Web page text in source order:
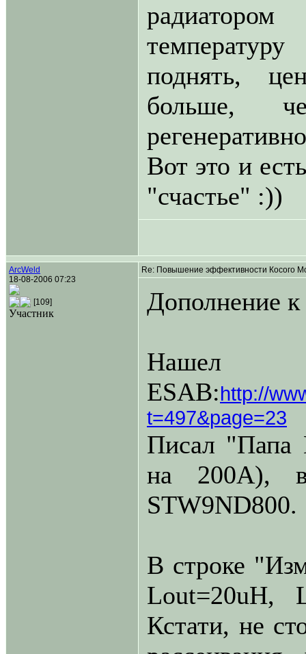
поднять,
больше,
Вот это и
"счастье" :))
ArcWeld
18-08-2006 07:23
[109]
Участник
Re: Повышение эффективности Косого
Дополнение
ESAB:http://
t=497&page=23
Писал "Папа
на 200А),
STW9ND800.
В строке
Lout=20uH,
Кстати, не